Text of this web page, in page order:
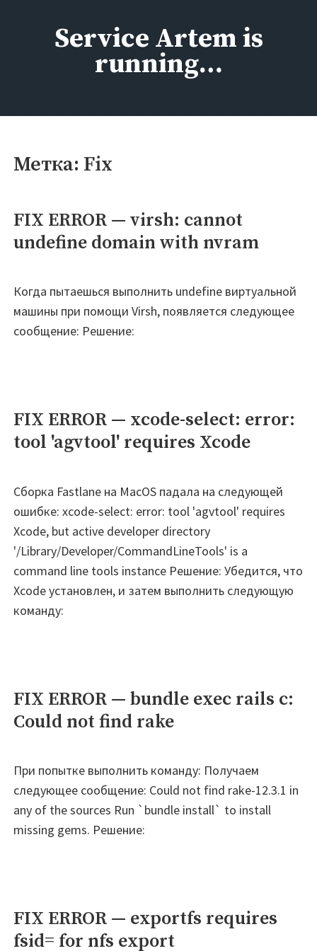
содержимомуService Artem is
running…
Метка: Fix
FIX ERROR — virsh: cannot
undefine domain with nvram
Когда пытаешься выполнить undefine виртуальной
машины при помощи Virsh, появляется следующее
сообщение: Решение:
FIX ERROR — xcode-select: error:
tool 'agvtool' requires Xcode
Сборка Fastlane на MacOS падала на следующей
ошибке: xcode-select: error: tool 'agvtool' requires
Xcode, but active developer directory
'/Library/Developer/CommandLineTools' is a
command line tools instance Решение: Убедится, что
Xcode установлен, и затем выполнить следующую
команду:
FIX ERROR — bundle exec rails c:
Could not find rake
При попытке выполнить команду: Получаем
следующее сообщение: Could not find rake-12.3.1 in
any of the sources Run `bundle install` to install
missing gems. Решение:
FIX ERROR — exportfs requires
fsid= for nfs export